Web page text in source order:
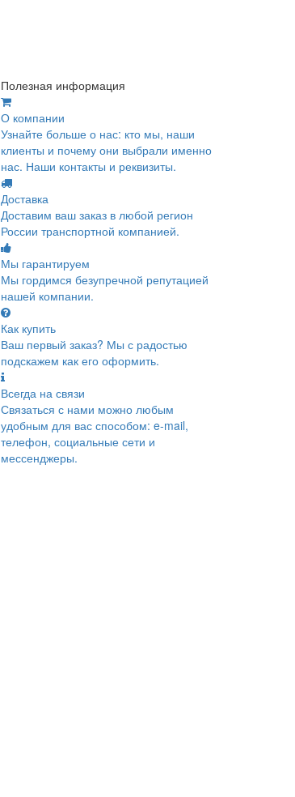
Полезная информация
О компании
Узнайте больше о нас: кто мы, наши
клиенты и почему они выбрали именно
нас. Наши контакты и реквизиты.
Доставка
Доставим ваш заказ в любой регион
России транспортной компанией.
Мы гарантируем
Мы гордимся безупречной репутацией
нашей компании.
Как купить
Ваш первый заказ? Мы с радостью
подскажем как его оформить.
Всегда на связи
Связаться с нами можно любым
удобным для вас способом: e-mail,
телефон, социальные сети и
мессенджеры.